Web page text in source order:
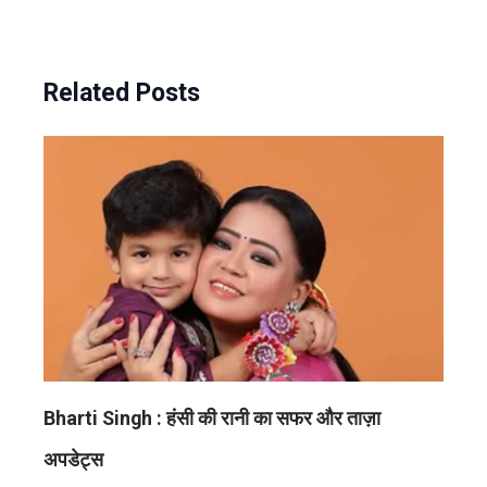
Related Posts
Bharti Singh : हंसी की रानी का सफर और ताज़ा
अपडेट्स